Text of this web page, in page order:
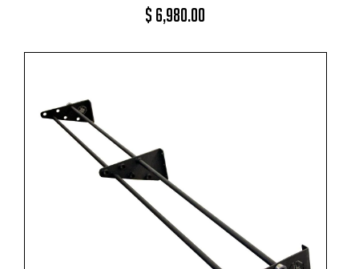
$ 6,980.00